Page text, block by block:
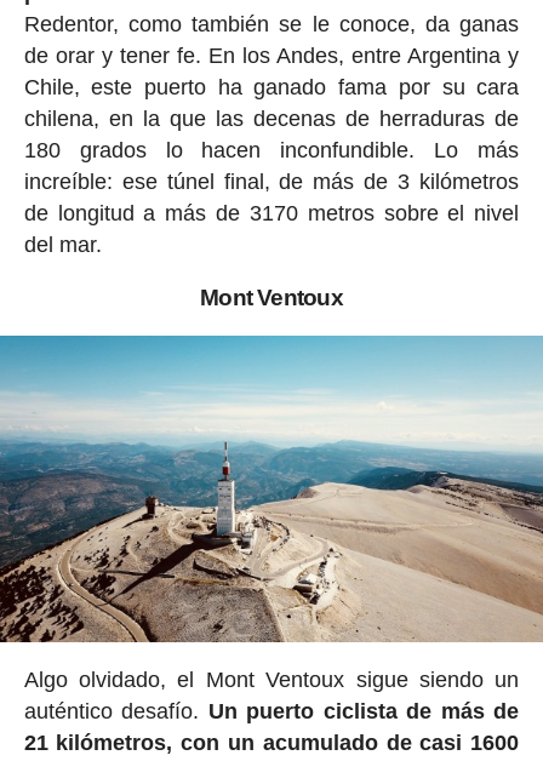
Redentor, como también se le conoce, da ganas
de orar y tener fe. En los Andes, entre Argentina y
Chile, este puerto ha ganado fama por su cara
chilena, en la que las decenas de herraduras de
180 grados lo hacen inconfundible. Lo más
increíble: ese túnel final, de más de 3 kilómetros
de longitud a más de 3170 metros sobre el nivel
del mar.
Mont Ventoux
Algo olvidado, el Mont Ventoux sigue siendo un
auténtico desafío. Un puerto ciclista de más de
21 kilómetros, con un acumulado de casi 1600